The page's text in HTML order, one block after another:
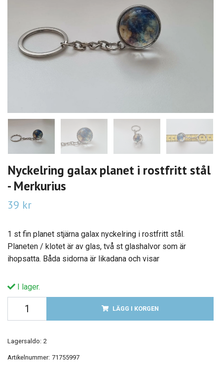
Nyckelring galax planet i rostfritt stål
- Merkurius
39 kr
1 st fin planet stjärna galax nyckelring i rostfritt stål.
Planeten / klotet är av glas, två st glashalvor som är
ihopsatta. Båda sidorna är likadana och visar
I lager.
LÄGG I KORGEN
Lagersaldo: 2
Artikelnummer: 71755997